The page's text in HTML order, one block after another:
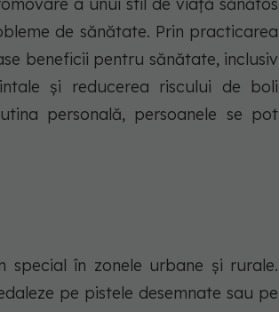
a unui stil de viață sănătos
de sănătate. Prin practicarea
beneficii pentru sănătate, inclusiv
și reducerea riscului de boli
personală, persoanele se pot
special în zonele urbane și rurale.
pe pistele desemnate sau pe